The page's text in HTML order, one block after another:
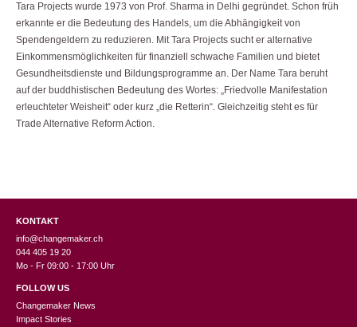
Tara Projects wurde 1973 von Prof. Sharma in Delhi gegründet. Schon früh
erkannte er die Bedeutung des Handels, um die Abhängigkeit von
Spendengeldern zu reduzieren. Mit Tara Projects sucht er alternative
Einkommensmöglichkeiten für finanziell schwache Familien und bietet
Gesundheitsdienste und Bildungsprogramme an. Der Name Tara beruht
auf der buddhistischen Bedeutung des Wortes: „Friedvolle Manifestation
erleuchteter Weisheit“ oder kurz „die Retterin“. Gleichzeitig steht es für
Trade Alternative Reform Action.
KONTAKT
info@changemaker.ch
044 405 19 20
Mo - Fr 09:00 - 17:00 Uhr
FOLLOW US
Changemaker News
Impact Stories